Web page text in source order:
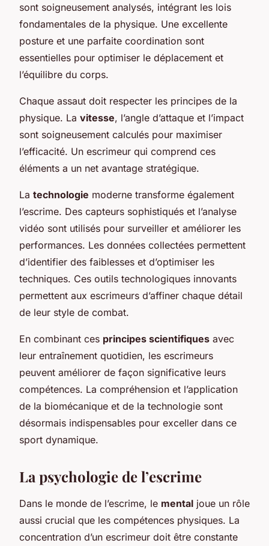
sont soigneusement analysés, intégrant les lois
fondamentales de la physique. Une excellente
posture et une parfaite coordination sont
essentielles pour optimiser le déplacement et
l’équilibre du corps.
Chaque assaut doit respecter les principes de la
physique. La vitesse, l’angle d’attaque et l’impact
sont soigneusement calculés pour maximiser
l’efficacité. Un escrimeur qui comprend ces
éléments a un net avantage stratégique.
La technologie moderne transforme également
l’escrime. Des capteurs sophistiqués et l’analyse
vidéo sont utilisés pour surveiller et améliorer les
performances. Les données collectées permettent
d’identifier des faiblesses et d’optimiser les
techniques. Ces outils technologiques innovants
permettent aux escrimeurs d’affiner chaque détail
de leur style de combat.
En combinant ces principes scientifiques avec
leur entraînement quotidien, les escrimeurs
peuvent améliorer de façon significative leurs
compétences. La compréhension et l’application
de la biomécanique et de la technologie sont
désormais indispensables pour exceller dans ce
sport dynamique.
La psychologie de l’escrime
Dans le monde de l’escrime, le mental joue un rôle
aussi crucial que les compétences physiques. La
concentration d’un escrimeur doit être constante